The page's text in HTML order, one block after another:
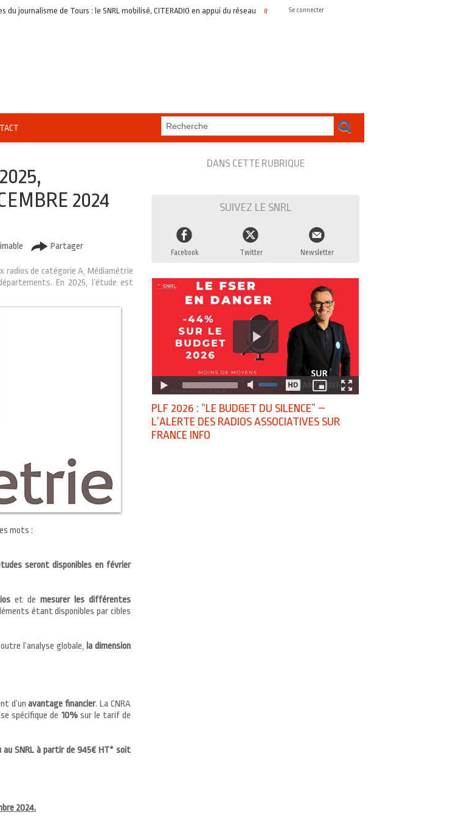
journalisme de Tours : le SNRL mobilisé, CITERADIO en appui du réseau 01/04/2026 Portrait SNRL #2 – Olivier DUTHEIL, représenter les
Se connecter
2024
Partager
radios de catégorie A, Médiamétrie
En 2025, l’étude est
mots :
seront disponibles en février
et de mesurer les différentes
étant disponibles par cibles
l’analyse globale, la dimension
d’unavantage financier. La CNRA
spécifique de 10%sur le tarif de
au SNRL à partir de 945€ HT* soit
2024.
DANS CETTE RUBRIQUE
SUIVEZ LE SNRL
Facebook Twitter Newsletter
PLF 2026 : “LE BUDGET DU SILENCE” –
L’ALERTE DES RADIOS ASSOCIATIVES SUR
FRANCE INFO